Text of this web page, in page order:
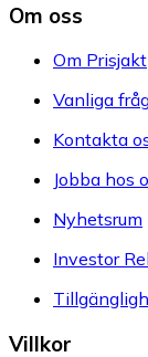
Om oss
Om Prisjakt
Vanliga
Kontakta
Jobba hos
Nyhetsrum
Investor
Villkor